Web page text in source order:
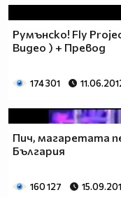
27.Човек, който
28.Превозвач на
30.Човек, който се
Румънско! Fly
Видео ) + Превод
174 301
Пич, магаретата
България
160 127